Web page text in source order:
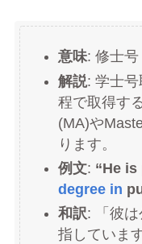
意味: 修士号
解説: 学士
程で取得す
(MA)や
ります。
例文: “He
degree in
和訳: 「彼
指していま